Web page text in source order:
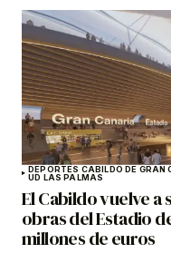
DEPORTES CABILDO DE GRAN
UD LAS PALMAS
El Cabildo vuelve a
obras del Estadio
millones de euros